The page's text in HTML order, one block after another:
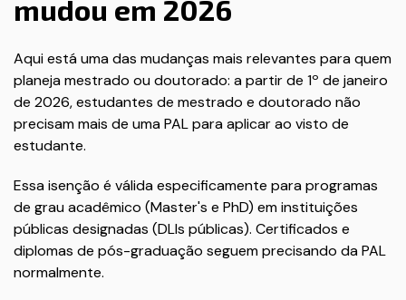
mudou em 2026
Aqui está uma das mudanças mais relevantes para quem
planeja mestrado ou doutorado: a partir de 1º de janeiro
de 2026, estudantes de mestrado e doutorado não
precisam mais de uma PAL para aplicar ao visto de
estudante.
Essa isenção é válida especificamente para programas
de grau acadêmico (Master's e PhD) em instituições
públicas designadas (DLIs públicas). Certificados e
diplomas de pós-graduação seguem precisando da PAL
normalmente.